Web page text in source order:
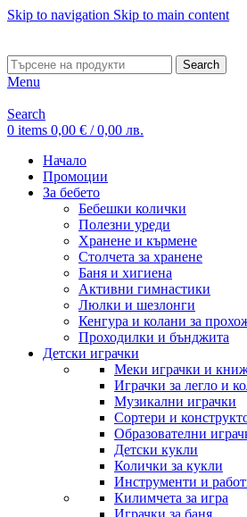
Skip to navigation Skip to main content
Search
Menu
Search
0 items 0,00 € / 0,00 лв.
Начало
Промоции
За бебето
Бебешки колички
Полезни уреди
Хранене и кърмене
Столчета за хранене
Баня и хигиена
Активни гимнастики
Люлки и шезлонги
Кенгура и колани за
Проходилки и бънджита
Детски играчки
Меки играчки и
Играчки за легло и
Музикални играчки
Сортери и
Образователни
Детски кукли
Колички за кукли
Инструменти и
Килимчета за игра
Играчки за баня